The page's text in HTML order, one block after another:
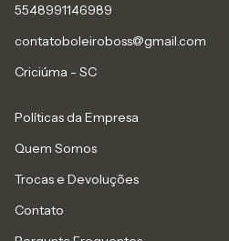
5548991146989
contatoboleiroboss@gmail.com
Criciúma - SC
Políticas da Empresa
Quem Somos
Trocas e Devoluções
Contato